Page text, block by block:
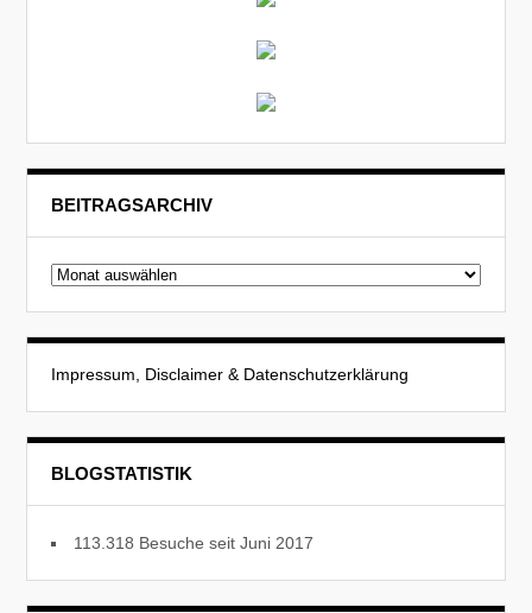
BEITRAGSARCHIV
Beitragsarchiv
Impressum, Disclaimer & Datenschutzerklärung
BLOGSTATISTIK
113.318 Besuche seit Juni 2017